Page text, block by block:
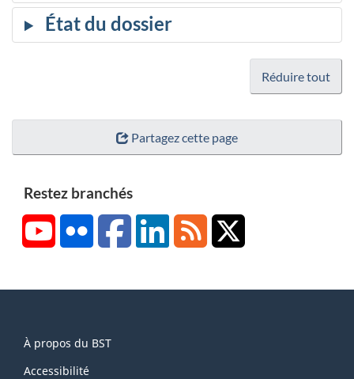
Réduire tout
Partagez cette page
Restez branchés
YouTubeFlickr FacebookLinkedInRSS
this
À propos du BST
Accessibilité